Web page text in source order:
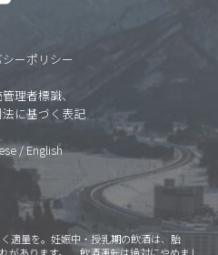
ーポリシー
理者標識、
に基づく表記
/ English
適量を。妊娠中・授乳期の飲酒は、胎